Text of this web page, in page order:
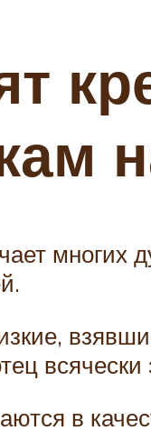
многих
в